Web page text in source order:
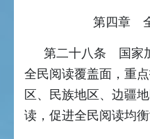
第四章
第二十八条 国家
全民阅读覆盖面，重
区、民族地区、边疆
读，促进全民阅读均衡